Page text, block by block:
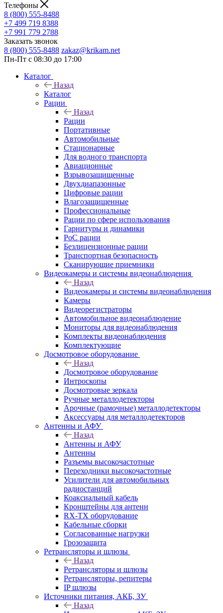
Телефоны
8 (800) 555-8488
+7 499 719 8388
+7 991 779 2788
Заказать звонок
8 (800) 555-8488 zakaz@krikam.net
Пн-Пт с 08:30 до 17:00
Каталог
Назад
Каталог
Рации
Назад
Рации
Портативные
Автомобильные
Стационарные
Для водного транспорта
Авиационные
Взрывозащищенные
Двухдиапазонные
Цифровые рации
Влагозащищенные
Профессиональные
Рации по сфере использования
Гарнитуры и динамики
PoC рации
Безлицензионные рации
Транспортная безопасность
Сканирующие приемники
Видеокамеры и системы видеонаблюдения
Назад
Видеокамеры и системы видеонаблюдения
Камеры
Видеорегистраторы
Автомобильное видеонаблюдение
Мониторы для видеонаблюдения
Комплекты видеонаблюдения
Комплектующие
Досмотровое оборудование
Назад
Досмотровое оборудование
Интроскопы
Досмотровые зеркала
Ручные металлодетекторы
Арочные (рамочные) металлодетекторы
Аксессуары для металлодетекторов
Антенны и АФУ
Назад
Антенны и АФУ
Антенны
Разъемы высокочастотные
Переходники высокочастотные
Усилители для автомобильных
радиостанций
Коаксиальный кабель
Кронштейны для антенн
RX-TX оборудование
Кабельные сборки
Согласованные нагрузки
Грозозащита
Ретрансляторы и шлюзы
Назад
Ретрансляторы и шлюзы
Ретрансляторы, репитеры
IP шлюзы
Источники питания, АКБ, ЗУ
Назад